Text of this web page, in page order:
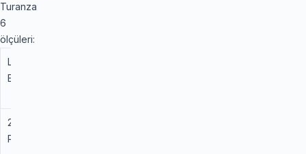
Turanza
6
ölçüleri:
Lastik
Ebadı
205/55
R 16